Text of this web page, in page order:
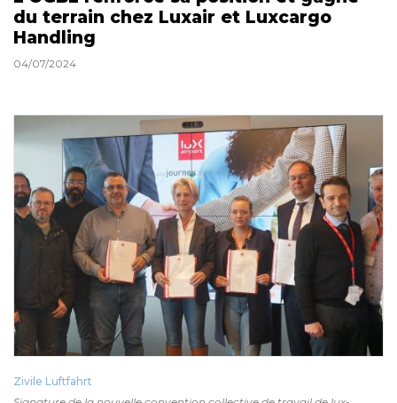
du terrain chez Luxair et Luxcargo
Handling
04/07/2024
Zivile Luftfahrt